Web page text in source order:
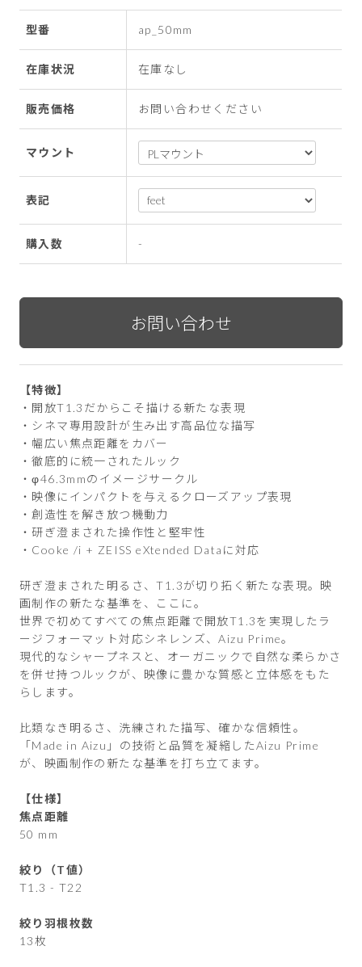
型番 ap_50mm
在庫状況 在庫なし
販売価格 お問い合わせください
マウント
表記
購入数 -
【特徴】
・開放T1.3だからこそ描ける新たな表現
・シネマ専用設計が生み出す高品位な描写
・幅広い焦点距離をカバー
・徹底的に統一されたルック
・φ46.3mmのイメージサークル
・映像にインパクトを与えるクローズアップ表現
・創造性を解き放つ機動力
・研ぎ澄まされた操作性と堅牢性
・Cooke /i + ZEISS eXtended Dataに対応
研ぎ澄まされた明るさ、T1.3が切り拓く新たな表現。映
画制作の新たな基準を、ここに。
世界で初めてすべての焦点距離で開放T1.3を実現したラ
ージフォーマット対応シネレンズ、Aizu Prime。
現代的なシャープネスと、オーガニックで自然な柔らかさ
を併せ持つルックが、映像に豊かな質感と立体感をもた
らします。
比類なき明るさ、洗練された描写、確かな信頼性。
「Made in Aizu」の技術と品質を凝縮したAizu Prime
が、映画制作の新たな基準を打ち立てます。
【仕様】
焦点距離
50 mm
絞り（T値）
T1.3 - T22
絞り羽根枚数
13枚